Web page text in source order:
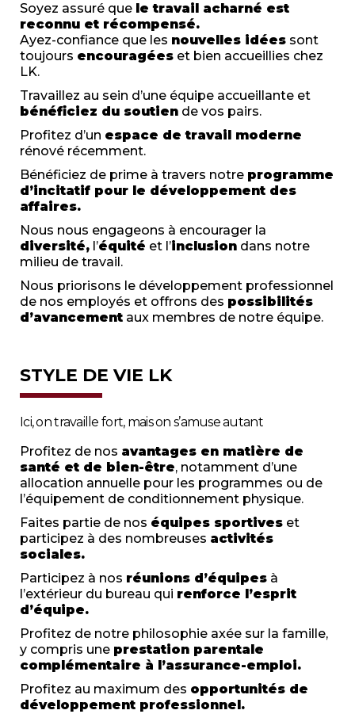
Soyez assuré que le travail acharné est
reconnu et récompensé.
Ayez-confiance que les nouvelles idées sont
toujours encouragées et bien accueillies chez
LK.
Travaillez au sein d’une équipe accueillante et
bénéficiez du soutien de vos pairs.
Profitez d’un espace de travail moderne
rénové récemment.
Bénéficiez de prime à travers notre programme
d’incitatif pour le développement des
affaires.
Nous nous engageons à encourager la
diversité, l’équité et l’inclusion dans notre
milieu de travail.
Nous priorisons le développement professionnel
de nos employés et offrons des possibilités
d’avancement aux membres de notre équipe.
STYLE DE VIE LK
Ici, on travaille fort, mais on s’amuse autant
Profitez de nos avantages en matière de
santé et de bien-être, notamment d’une
allocation annuelle pour les programmes ou de
l’équipement de conditionnement physique.
Faites partie de nos équipes sportives et
participez à des nombreuses activités
sociales.
Participez à nos réunions d’équipes à
l’extérieur du bureau qui renforce l’esprit
d’équipe.
Profitez de notre philosophie axée sur la famille,
y compris une prestation parentale
complémentaire à l’assurance-emploi.
Profitez au maximum des opportunités de
développement professionnel.